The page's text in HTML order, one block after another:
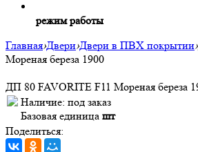
режим работы
Главная›Двери›Двери в ПВХ покрытии›
Мореная береза 1900
ДП 80 FAVORITE F11 Мореная береза
Наличие: под заказ
Базовая единица шт
Поделиться: